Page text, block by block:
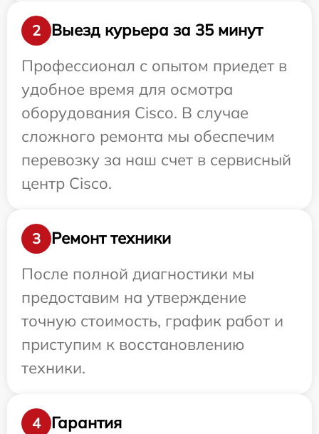
2
Выезд курьера за 35 минут
Профессионал с опытом приедет в
удобное время для осмотра
оборудования Cisco. В случае
сложного ремонта мы обеспечим
перевозку за наш счет в сервисный
центр Cisco.
3
Ремонт техники
После полной диагностики мы
предоставим на утверждение
точную стоимость, график работ и
приступим к восстановлению
техники.
4
Гарантия